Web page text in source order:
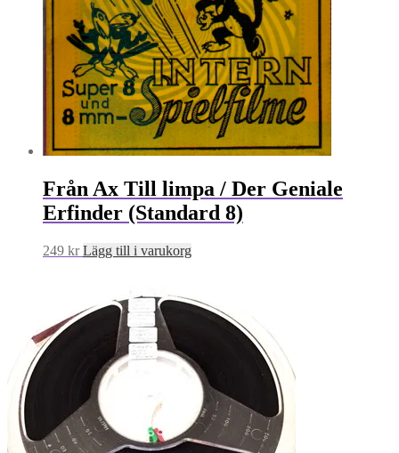
Från Ax Till limpa / Der Geniale
Erfinder (Standard 8)
249 kr Lägg till i varukorg